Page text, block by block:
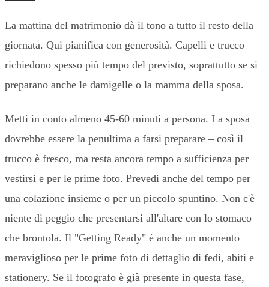
La mattina del matrimonio dà il tono a tutto il resto della
giornata. Qui pianifica con generosità. Capelli e trucco
richiedono spesso più tempo del previsto, soprattutto se si
preparano anche le damigelle o la mamma della sposa.
Metti in conto almeno 45-60 minuti a persona. La sposa
dovrebbe essere la penultima a farsi preparare – così il
trucco è fresco, ma resta ancora tempo a sufficienza per
vestirsi e per le prime foto. Prevedi anche del tempo per
una colazione insieme o per un piccolo spuntino. Non c'è
niente di peggio che presentarsi all'altare con lo stomaco
che brontola. Il "Getting Ready" è anche un momento
meraviglioso per le prime foto di dettaglio di fedi, abiti e
stationery. Se il fotografo è già presente in questa fase,